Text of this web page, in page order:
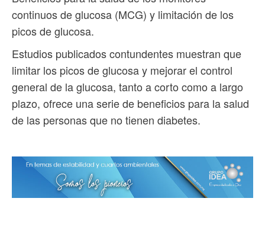
continuos de glucosa (MCG) y limitación de los
picos de glucosa.
Estudios publicados contundentes muestran que
limitar los picos de glucosa y mejorar el control
general de la glucosa, tanto a corto como a largo
plazo, ofrece una serie de beneficios para la salud
de las personas que no tienen diabetes.